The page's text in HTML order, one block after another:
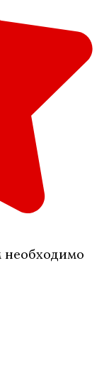
необходимо